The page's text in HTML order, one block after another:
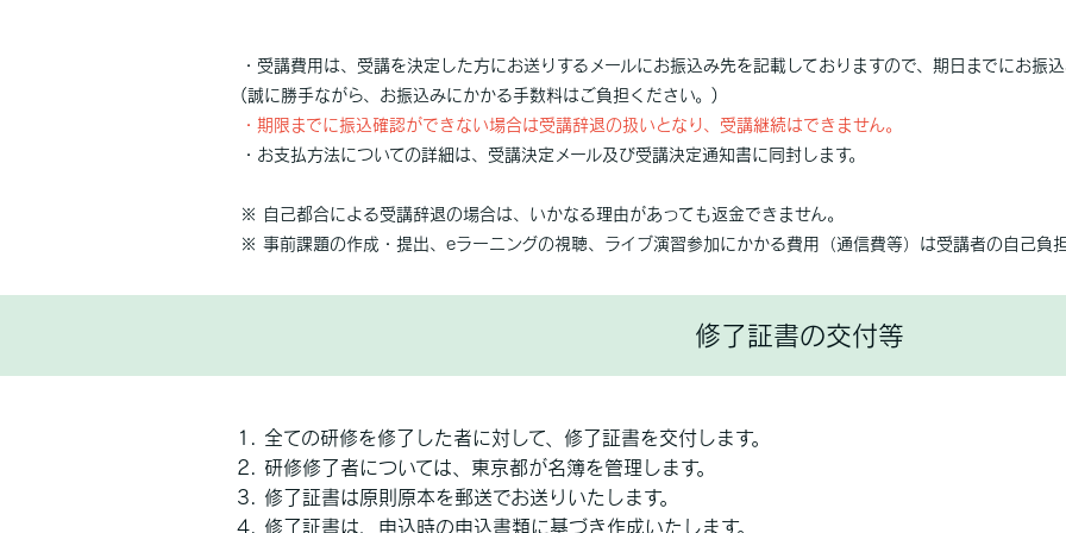
・受講費用は、受講を決定した方にお送りするメールにお振込み先を記載しておりますので、期日までにお振
(誠に勝手ながら、お振込みにかかる手数料はご負担ください。)
・期限までに振込確認ができない場合は受講辞退の扱いとなり、受講継続はできません。
・お支払方法についての詳細は、受講決定メール及び受講決定通知書に同封します。
※ 自己都合による受講辞退の場合は、いかなる理由があっても返金できません。
※ 事前課題の作成・提出、eラーニングの視聴、ライブ演習参加にかかる費用（通信費等）は受講者の自己負
修了証書の交付等
全ての研修を修了した者に対して、修了証書を交付します。
研修修了者については、東京都が名簿を管理します。
修了証書は原則原本を郵送でお送りいたします。
修了証書は、申込時の申込書類に基づき作成いたします。